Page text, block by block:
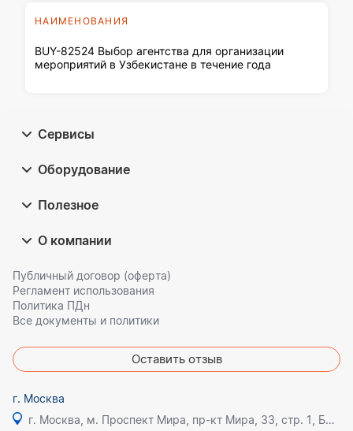
НАИМЕНОВАНИЯ
BUY-82524 Выбор агентства для организации
мероприятий в Узбекистане в течение года
Сервисы
Оборудование
Полезное
О компании
Публичный договор (оферта)
Регламент использования
Политика ПДн
Все документы и политики
Оставить отзыв
г. Москва
г. Москва, м. Проспект Мира, пр-кт Мира, 33, стр. 1, БЦ Олимпик плаза